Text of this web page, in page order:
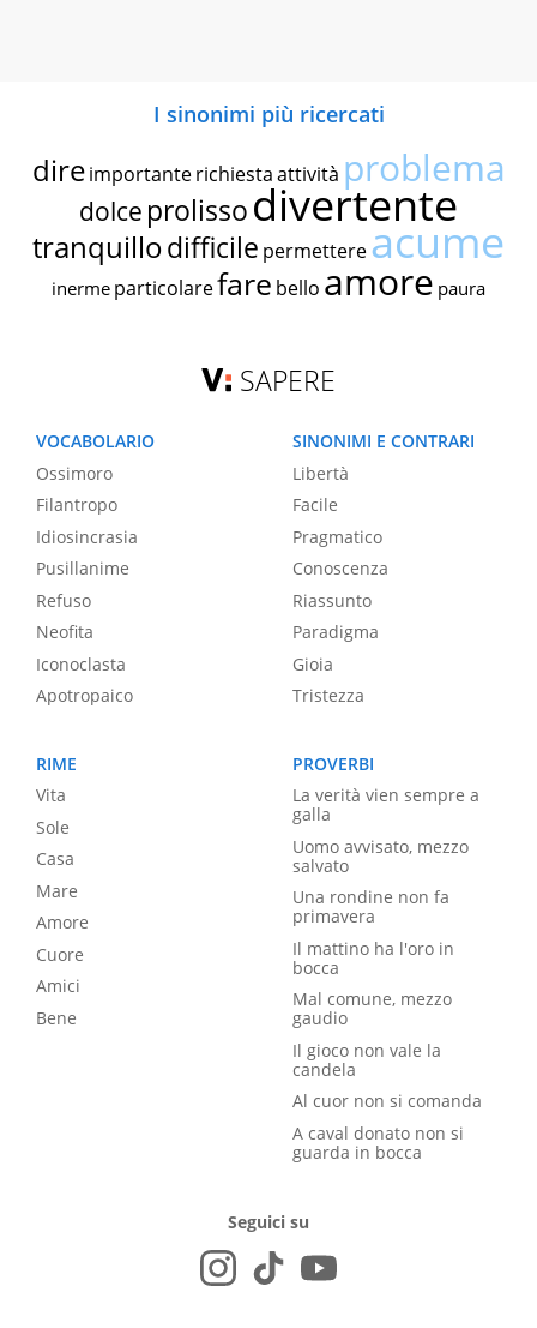
I sinonimi più ricercati
dire importante richiestaattività problema
dolce prolissodivertente
tranquillodifficile permettereacume
inerme particolarefare bello amore paura
SAPERE
VOCABOLARIO
Ossimoro
Filantropo
Idiosincrasia
Pusillanime
Refuso
Neofita
Iconoclasta
Apotropaico
SINONIMI E CONTRARI
Libertà
Facile
Pragmatico
Conoscenza
Riassunto
Paradigma
Gioia
Tristezza
RIME
Vita
Sole
Casa
Mare
Amore
Cuore
Amici
Bene
PROVERBI
La verità vien sempre a
galla
Uomo avvisato, mezzo
salvato
Una rondine non fa
primavera
Il mattino ha l'oro in
bocca
Mal comune, mezzo
gaudio
Il gioco non vale la
candela
Al cuor non si comanda
A caval donato non si
guarda in bocca
Seguici su